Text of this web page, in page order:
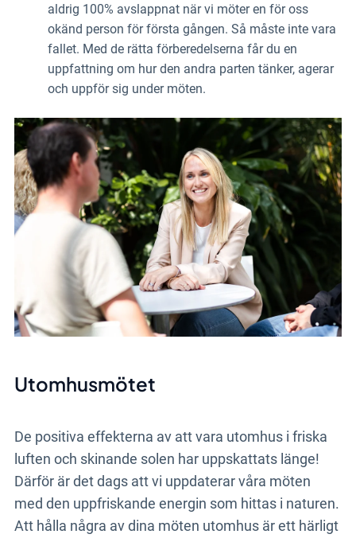
aldrig 100% avslappnat när vi möter en för oss
okänd person för första gången. Så måste inte vara
fallet. Med de rätta förberedelserna får du en
uppfattning om hur den andra parten tänker, agerar
och uppför sig under möten.
Utomhusmötet
De positiva effekterna av att vara utomhus i friska
luften och skinande solen har uppskattats länge!
Därför är det dags att vi uppdaterar våra möten
med den uppfriskande energin som hittas i naturen.
Att hålla några av dina möten utomhus är ett härligt